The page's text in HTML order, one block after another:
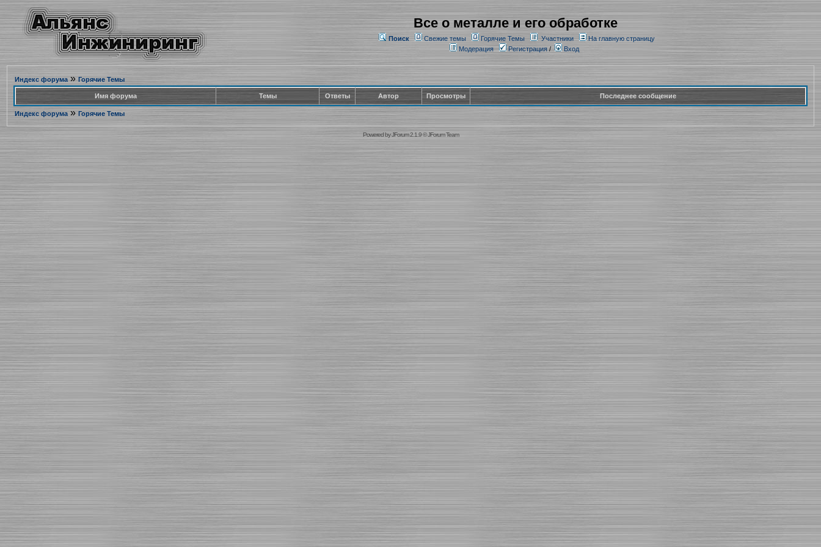
Все о металле и его обработке
Поиск Свежие темы Горячие Темы Участники
На главную страницу
Модерация
Регистрация/ Вход
Индекс форума» Горячие Темы
Имя форума Темы Ответы Автор Просмотры Последнее сообщение
Индекс форума» Горячие Темы
Powered byJForum 2.1.9©JForum Team